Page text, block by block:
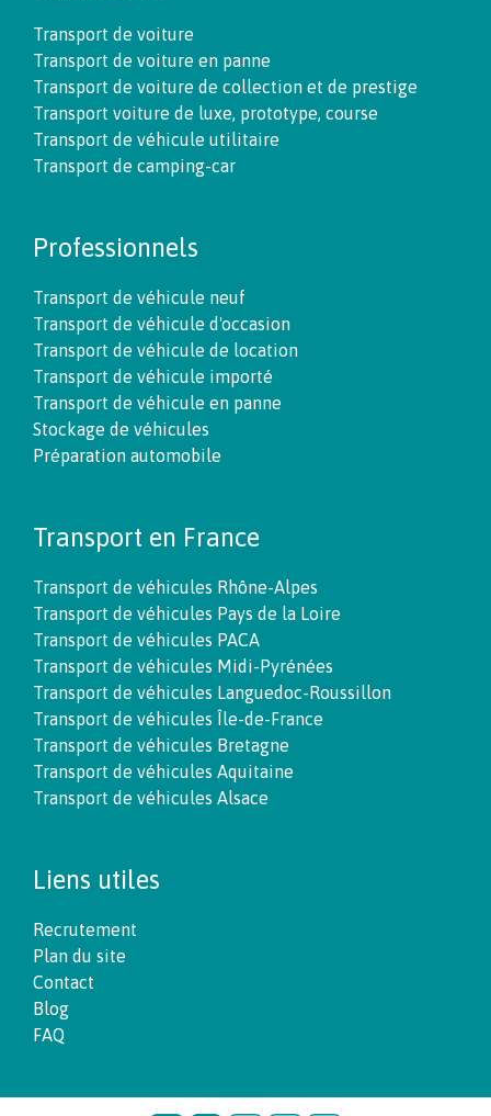
Transport de voiture
Transport de voiture en panne
Transport de voiture de collection et de prestige
Transport voiture de luxe, prototype, course
Transport de véhicule utilitaire
Transport de camping-car
Professionnels
Transport de véhicule neuf
Transport de véhicule d'occasion
Transport de véhicule de location
Transport de véhicule importé
Transport de véhicule en panne
Stockage de véhicules
Préparation automobile
Transport en France
Transport de véhicules Rhône-Alpes
Transport de véhicules Pays de la Loire
Transport de véhicules PACA
Transport de véhicules Midi-Pyrénées
Transport de véhicules Languedoc-Roussillon
Transport de véhicules Île-de-France
Transport de véhicules Bretagne
Transport de véhicules Aquitaine
Transport de véhicules Alsace
Liens utiles
Recrutement
Plan du site
Contact
Blog
FAQ